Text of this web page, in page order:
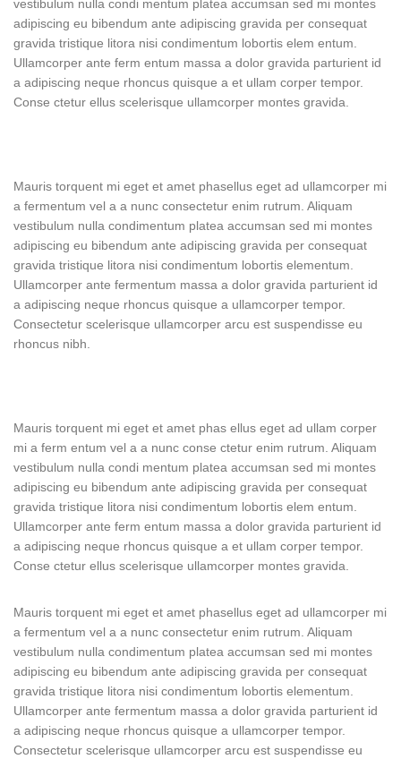
vestibulum nulla condi mentum platea accumsan sed mi montes
adipiscing eu bibendum ante adipiscing gravida per consequat
gravida tristique litora nisi condimentum lobortis elem entum.
Ullamcorper ante ferm entum massa a dolor gravida parturient id
a adipiscing neque rhoncus quisque a et ullam corper tempor.
Conse ctetur ellus scelerisque ullamcorper montes gravida.
Mauris torquent mi eget et amet phasellus eget ad ullamcorper mi
a fermentum vel a a nunc consectetur enim rutrum. Aliquam
vestibulum nulla condimentum platea accumsan sed mi montes
adipiscing eu bibendum ante adipiscing gravida per consequat
gravida tristique litora nisi condimentum lobortis elementum.
Ullamcorper ante fermentum massa a dolor gravida parturient id
a adipiscing neque rhoncus quisque a ullamcorper tempor.
Consectetur scelerisque ullamcorper arcu est suspendisse eu
rhoncus nibh.
Mauris torquent mi eget et amet phas ellus eget ad ullam corper
mi a ferm entum vel a a nunc conse ctetur enim rutrum. Aliquam
vestibulum nulla condi mentum platea accumsan sed mi montes
adipiscing eu bibendum ante adipiscing gravida per consequat
gravida tristique litora nisi condimentum lobortis elem entum.
Ullamcorper ante ferm entum massa a dolor gravida parturient id
a adipiscing neque rhoncus quisque a et ullam corper tempor.
Conse ctetur ellus scelerisque ullamcorper montes gravida.
Mauris torquent mi eget et amet phasellus eget ad ullamcorper mi
a fermentum vel a a nunc consectetur enim rutrum. Aliquam
vestibulum nulla condimentum platea accumsan sed mi montes
adipiscing eu bibendum ante adipiscing gravida per consequat
gravida tristique litora nisi condimentum lobortis elementum.
Ullamcorper ante fermentum massa a dolor gravida parturient id
a adipiscing neque rhoncus quisque a ullamcorper tempor.
Consectetur scelerisque ullamcorper arcu est suspendisse eu